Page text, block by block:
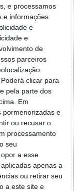
e processamos
e informações
e
e
de
parceiros
clicar para
pela parte dos
Em
pormenorizadas e
ou recusar o
processamento
seu
a esse
apenas a
ou retirar seu
a este site e
30 COMENTÁRIOS
a Apple e o
como as
dos seus
frente à
pelo FBI,
se sabendo
agora
900 mil